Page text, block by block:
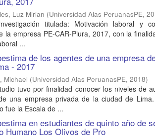
Luz Mirian (Universidad Alas PeruanasPE,
titulada: Motivación laboral y
la empresa PE-CAR-Piura, 2017, con la
...
de los agentes de una empresa
- 2017
Michael (Universidad Alas PeruanasPE,2018)
tuvo por finalidad conocer los niveles de
una empresa privada de la ciudad de
fue la Escala de ...
en estudiantes de quinto año de
Humano Los Olivos de Pro